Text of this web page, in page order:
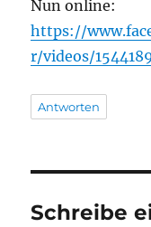
Nun online:
https://
r/videos/
Antworten
Schreibe